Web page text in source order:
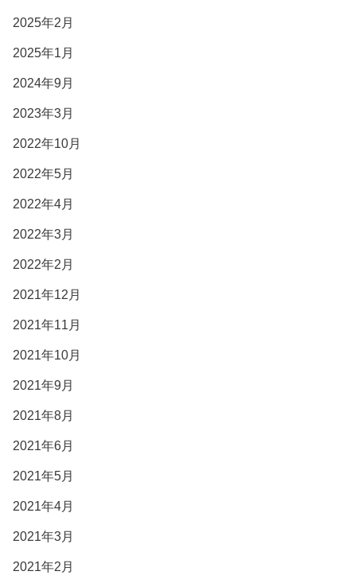
2025年2月
2025年1月
2024年9月
2023年3月
2022年10月
2022年5月
2022年4月
2022年3月
2022年2月
2021年12月
2021年11月
2021年10月
2021年9月
2021年8月
2021年6月
2021年5月
2021年4月
2021年3月
2021年2月